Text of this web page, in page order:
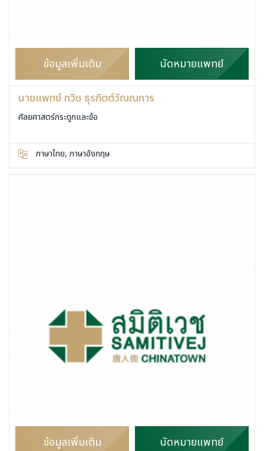
ข้อมูลเพิ่มเติม นัดหมายแพทย์
นายแพทย์ ทวิช ธุรกิตต์วัณณการ
ศัลยศาสตร์กระดูกและข้อ
ภาษาไทย, ภาษาอังกฤษ
ข้อมูลเพิ่มเติม นัดหมายแพทย์